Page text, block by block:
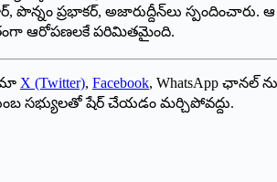
‌పొన్నం ప్రభాకర్‌, అజారుద్దీన్‌లు
ఆరోపణలకే పరిమితమైంది.
మా X (Twitter), Facebook, WhatsApp
సభ్యులతో షేర్ చేయడం మర్చిపోవద్దు.